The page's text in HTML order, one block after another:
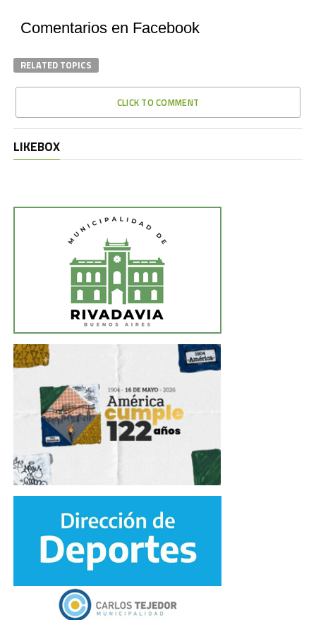
Comentarios en Facebook
RELATED TOPICS
CLICK TO COMMENT
LIKEBOX